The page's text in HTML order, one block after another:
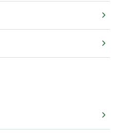
chevron_right
chevron_right
chevron_right